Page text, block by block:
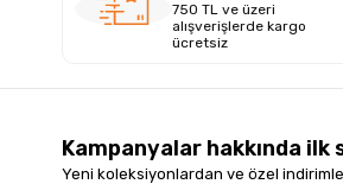
750 TL ve üzeri
alışverişlerde kargo
ücretsiz
Kampanyalar hakkında ilk
Yeni koleksiyonlardan ve özel